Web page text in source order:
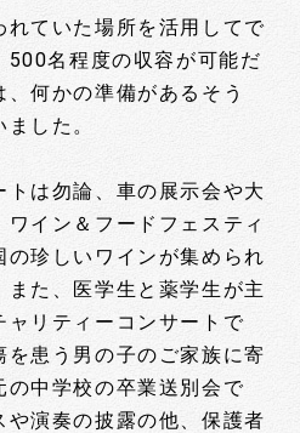
れていた場所を活用してで
500名程度の収容が可能だ
何かの準備があるそう
した。
は勿論、車の展示会や大
イン＆フードフェスティ
珍しいワインが集められ
た、医学生と薬学生が主
リティーコンサートで
患う男の子のご家族に寄
中学校の卒業送別会で
演奏の披露の他、保護者